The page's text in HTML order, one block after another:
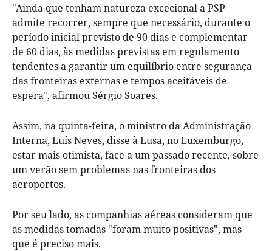
"Ainda que tenham natureza excecional a PSP
admite recorrer, sempre que necessário, durante o
período inicial previsto de 90 dias e complementar
de 60 dias, às medidas previstas em regulamento
tendentes a garantir um equilíbrio entre segurança
das fronteiras externas e tempos aceitáveis de
espera", afirmou Sérgio Soares.
Assim, na quinta-feira, o ministro da Administração
Interna, Luís Neves, disse à Lusa, no Luxemburgo,
estar mais otimista, face a um passado recente, sobre
um verão sem problemas nas fronteiras dos
aeroportos.
Por seu lado, as companhias aéreas consideram que
as medidas tomadas "foram muito positivas", mas
que é preciso mais.